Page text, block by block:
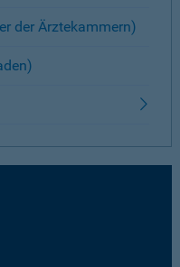
der Ärztekammern)